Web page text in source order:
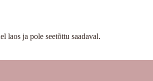
laos ja pole seetõttu saadaval.